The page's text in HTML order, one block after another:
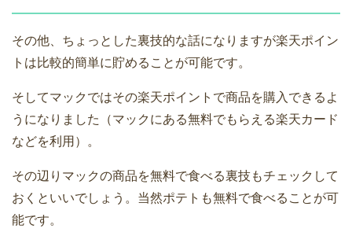
その他、ちょっとした裏技的な話になりますが楽天ポイン
トは比較的簡単に貯めることが可能です。
そしてマックではその楽天ポイントで商品を購入できるよ
うになりました（マックにある無料でもらえる楽天カード
などを利用）。
その辺りマックの商品を無料で食べる裏技もチェックして
おくといいでしょう。当然ポテトも無料で食べることが可
能です。